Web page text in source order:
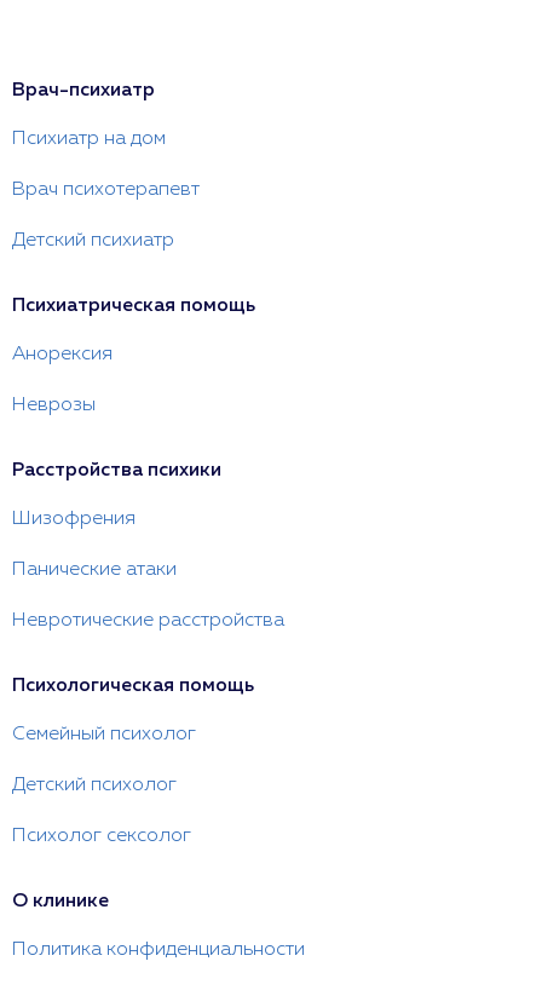
Врач-психиатр
Психиатр на дом
Врач психотерапевт
Детский психиатр
Психиатрическая помощь
Анорексия
Неврозы
Расстройства психики
Шизофрения
Панические атаки
Невротические расстройства
Психологическая помощь
Семейный психолог
Детский психолог
Психолог сексолог
О клинике
Политика конфиденциальности